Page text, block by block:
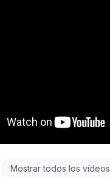
Mostrar todos los vídeos